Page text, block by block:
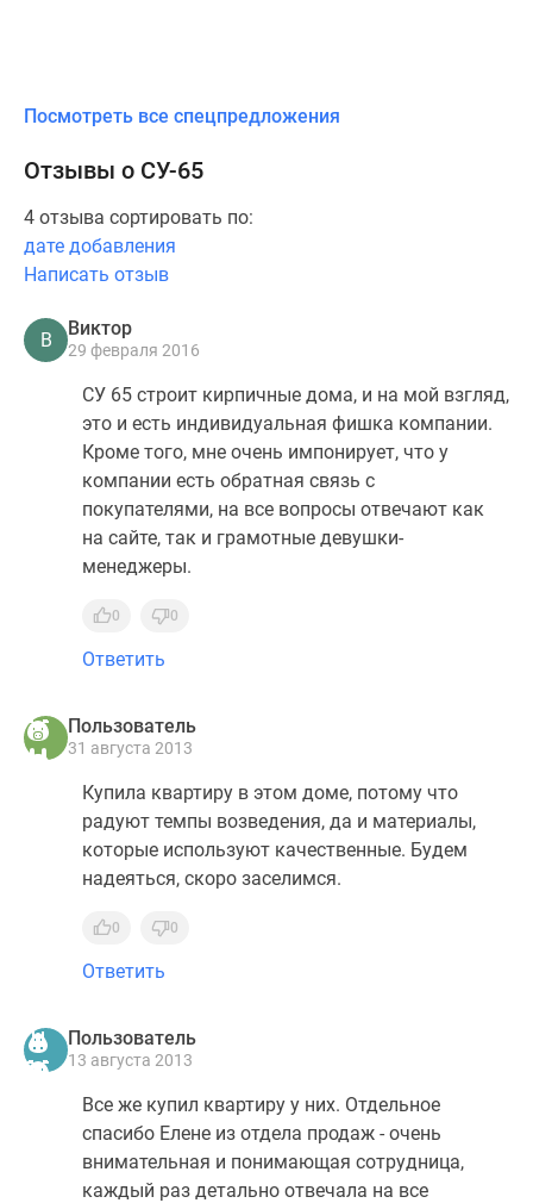
Посмотреть все спецпредложения
Отзывы о СУ-65
4 отзыва сортировать по:
дате добавления
Написать отзыв
В
Виктор
29 февраля 2016
СУ 65 строит кирпичные дома, и на мой взгляд,
это и есть индивидуальная фишка компании.
Кроме того, мне очень импонирует, что у
компании есть обратная связь с
покупателями, на все вопросы отвечают как
на сайте, так и грамотные девушки-
менеджеры.
0 0
Ответить
Пользователь
31 августа 2013
Купила квартиру в этом доме, потому что
радуют темпы возведения, да и материалы,
которые используют качественные. Будем
надеяться, скоро заселимся.
0 0
Ответить
Пользователь
13 августа 2013
Все же купил квартиру у них. Отдельное
спасибо Елене из отдела продаж - очень
внимательная и понимающая сотрудница,
каждый раз детально отвечала на все